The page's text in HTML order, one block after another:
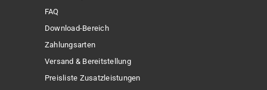
FAQ
Download-Bereich
Zahlungsarten
Versand & Bereitstellung
Preisliste Zusatzleistungen